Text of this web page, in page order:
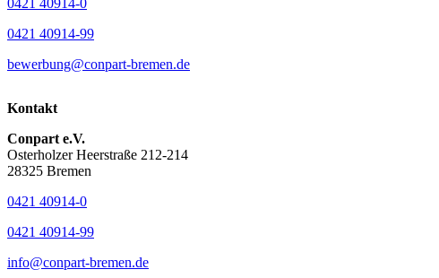
0421 40914-99
bewerbung@conpart-bremen.de
Kontakt
Conpart e.V.
Osterholzer Heerstraße 212-214
28325 Bremen
0421 40914-0
0421 40914-99
info@conpart-bremen.de